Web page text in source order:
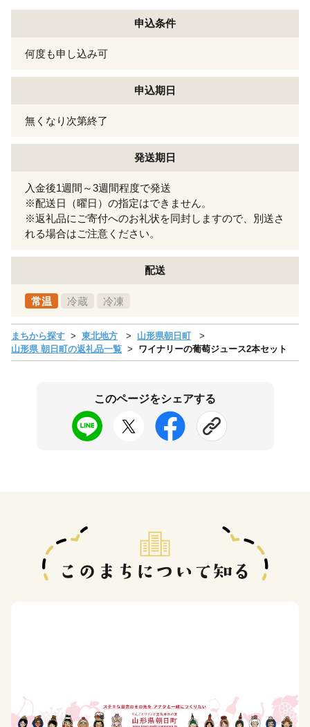
申込条件
何度も申し込み可
申込期日
無くなり次第終了
発送期日
入金後1週間～3週間程度で発送
※配送日（曜日）の指定はできません。
※返礼品にご寄付へのお礼状を同封しますので、別送さ
れる場合はご注意ください。
配送
常温 冷蔵 冷凍
まちから探す 東北地方
山形県朝日町
山形県 朝日町の返礼品一覧
ワイナリーの葡萄ジュース2本セット
このページをシェアする